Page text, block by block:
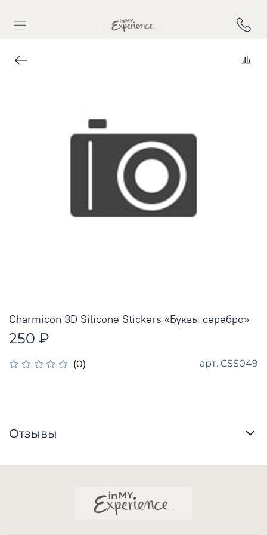
(0) арт. CSS049
Charmicon 3D Silicone Stickers «Буквы серебро»
250 ₽
Отзывы